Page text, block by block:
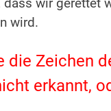
wir gerettet
wird.
die Zeichen
erkannt,